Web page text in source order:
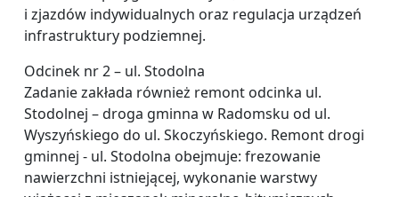
i zjazdów indywidualnych oraz regulacja urządzeń
infrastruktury podziemnej.
Odcinek nr 2 – ul. Stodolna
Zadanie zakłada również remont odcinka ul.
Stodolnej – droga gminna w Radomsku od ul.
Wyszyńskiego do ul. Skoczyńskiego. Remont drogi
gminnej - ul. Stodolna obejmuje: frezowanie
nawierzchni istniejącej, wykonanie warstwy